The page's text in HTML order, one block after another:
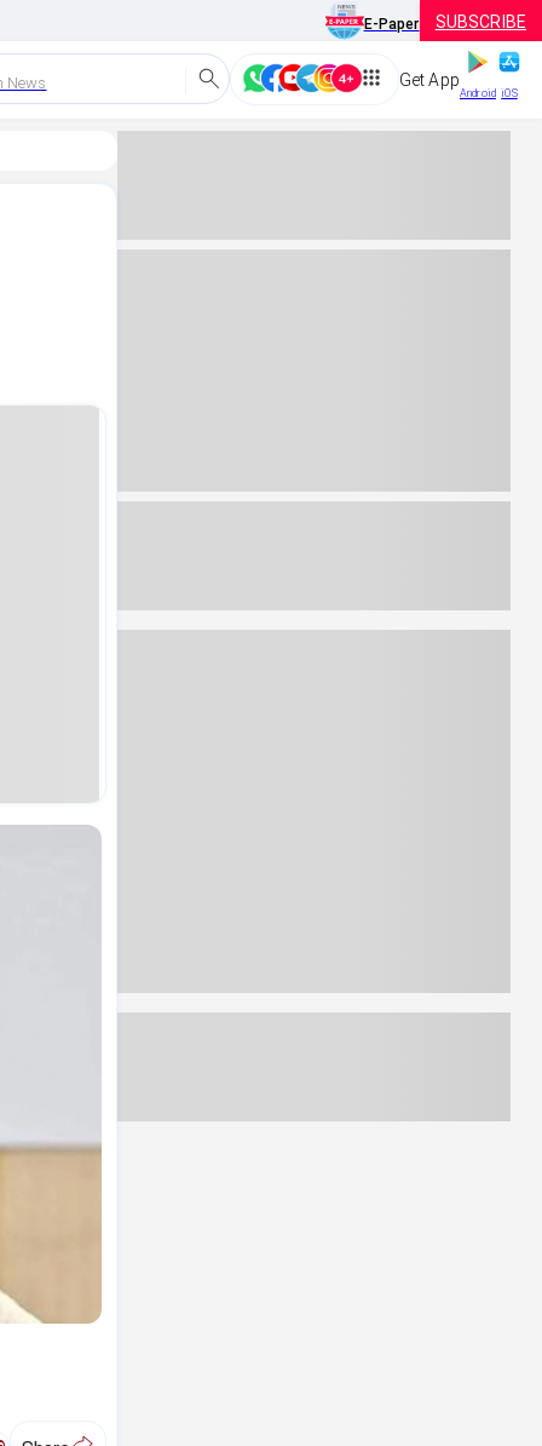
E-Paper SUBSCRIBE
News Get App
Android iOS